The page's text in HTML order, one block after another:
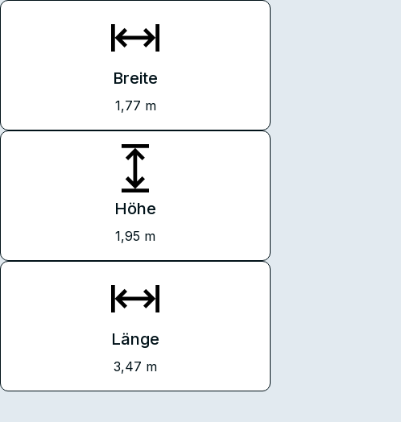
Breite
1,77 m
Höhe
1,95 m
Länge
3,47 m